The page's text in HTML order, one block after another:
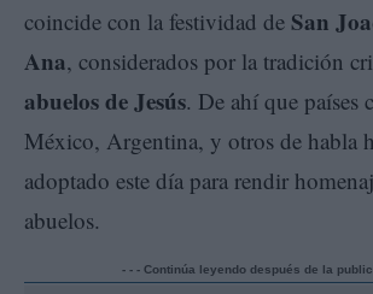
coincide con la festividad de San
Ana, considerados por la tradición
abuelos de Jesús. De ahí que países
México, Argentina, y otros de habla
adoptado este día para rendir
abuelos.
- - - Continúa leyendo después de la